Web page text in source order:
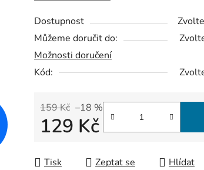
Dostupnost
Můžeme doručit do:
Možnosti doručení
Kód:
159 Kč –18 %
129 Kč
Tisk Zeptat se Hlídat